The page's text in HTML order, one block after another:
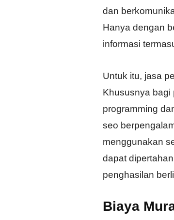
dan
Hanya dengan
informasi
Untuk itu, jasa
Khususnya bagi
programming
seo
menggunakan
dapat
penghasilan
Biaya